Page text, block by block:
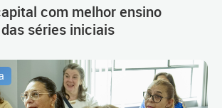
com melhor ensino
séries iniciais